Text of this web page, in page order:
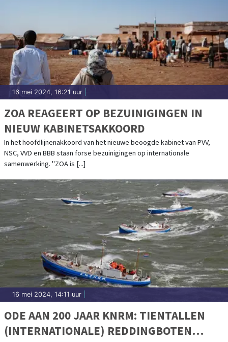
16 mei 2024, 16:21 uur
ZOA REAGEERT OP BEZUINIGINGEN IN
NIEUW KABINETSAKKOORD
In het hoofdlijnenakkoord van het nieuwe beoogde kabinet van PVV,
NSC, VVD en BBB staan forse bezuinigingen op internationale
samenwerking. "ZOA is [...]
16 mei 2024, 14:11 uur
ODE AAN 200 JAAR KNRM: TIENTALLEN
(INTERNATIONALE) REDDINGBOTEN